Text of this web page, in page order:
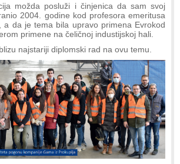
možda posluži i činjenica da sam svoj
2004. godine kod profesora emeritusa
a da je tema bila upravo primena Evrokod
primene na čeličnoj industijskoj hali.
najstariji diplomski rad na ovu temu.